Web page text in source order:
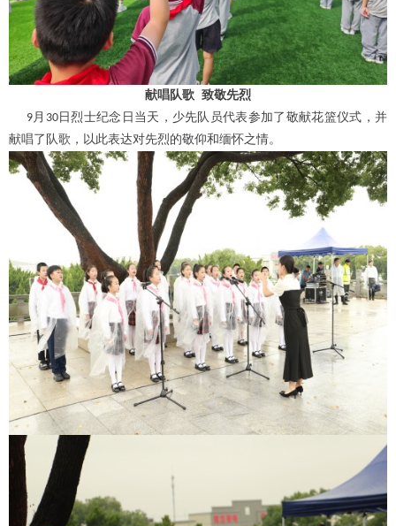
献唱队歌 致敬先烈
9月 30日烈士纪念日当天，少先队员代表参加了敬献花篮仪式，并
献唱了队歌，以此表达对先烈的敬仰和缅怀之情。